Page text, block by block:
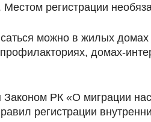
регистрации
можно в жилых
домах-
РК «О миграции
регистрации